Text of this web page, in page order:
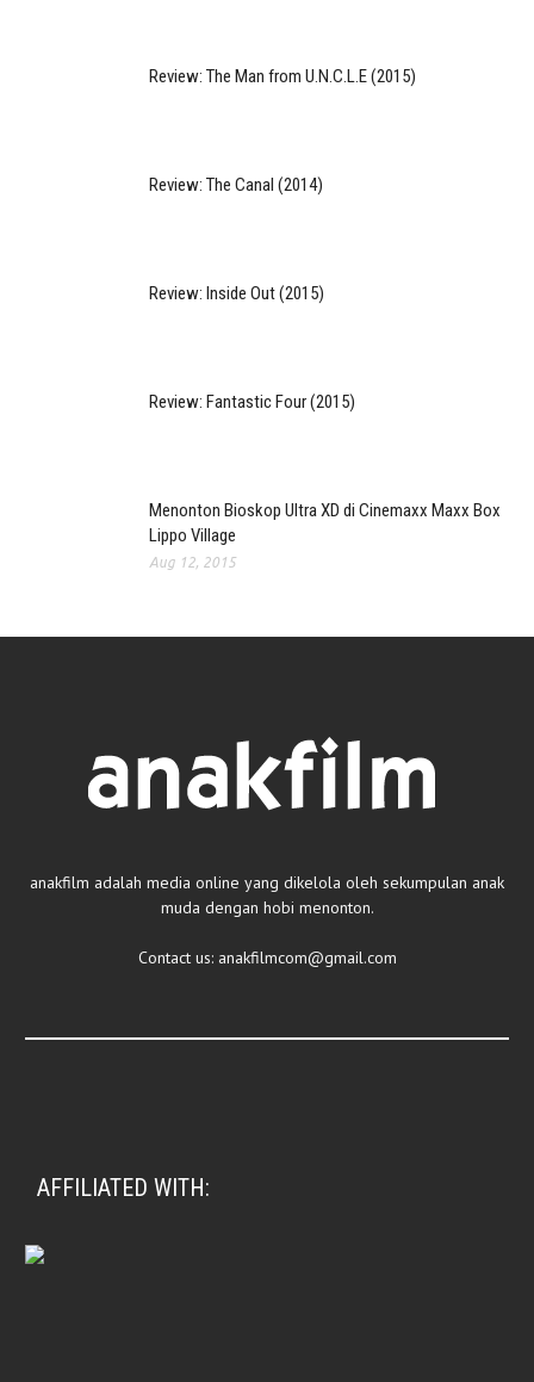
Review: The Man from U.N.C.L.E (2015)
Review: The Canal (2014)
Review: Inside Out (2015)
Review: Fantastic Four (2015)
Menonton Bioskop Ultra XD di Cinemaxx Maxx Box
Lippo Village
Aug 12, 2015
anakfilm adalah media online yang dikelola oleh sekumpulan anak
muda dengan hobi menonton.
Contact us: anakfilmcom@gmail.com
AFFILIATED WITH: